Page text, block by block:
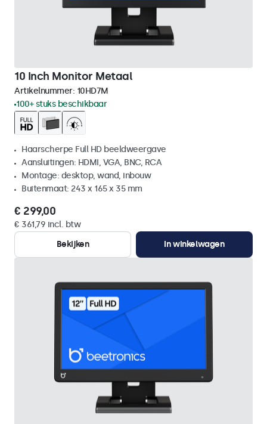
10 Inch Monitor Metaal
Artikelnummer: 10HD7M
100+ stuks beschikbaar
Haarscherpe Full HD beeldweergave
Aansluitingen: HDMI, VGA, BNC, RCA
Montage: desktop, wand, inbouw
Buitenmaat: 243 x 165 x 35 mm
€ 299,00
€ 361,79 incl. btw
Bekijken
In winkelwagen